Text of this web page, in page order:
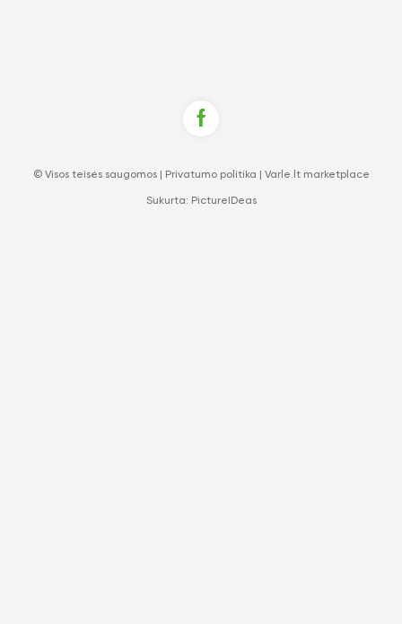
© Visos teisės saugomos | Privatumo politika Varle.lt marketplace
Sukurta: PictureIDeas